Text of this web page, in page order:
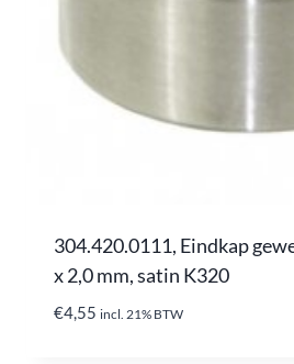
304.420.0111, Eindkap
x 2,0 mm, satin K320
€4,55 incl. 21% BTW